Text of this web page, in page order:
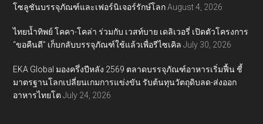
โซลูชันบรรจุภัณฑ์และเฟอร์นิเจอร์รักษ์โลก August 4, 2026
ไทยน้ำทิพย์ โคคา-โคล่า ร่วมกับ เวสท์บาย เดลิเวอรี่ เปิดตัวโครงการ
“ขอคืนดี” เก็บกลับบรรจุภัณฑ์ใช้แล้วเพื่อรีไซเคิล July 30, 2026
EKA Global มองครึ่งปีหลัง 2569 ตลาดบรรจุภัณฑ์อาหารเริ่มฟื้น ชี้
มาตรฐานโลกเปลี่ยนเกมการแข่งขัน รับต้นทุนวัตถุดิบลด-ส่งออก
อาหารไทยโต July 24, 2026